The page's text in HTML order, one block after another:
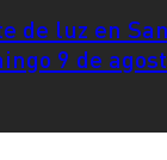
de luz en
9 de